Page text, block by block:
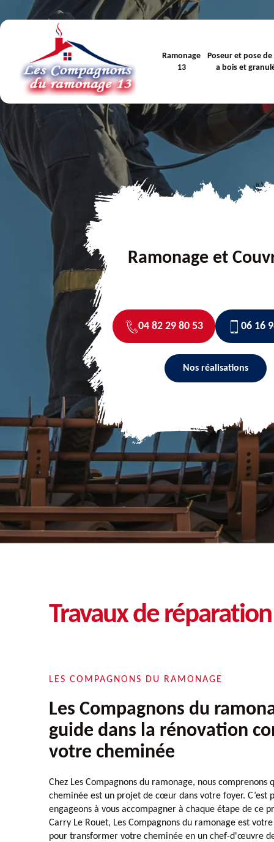
Ramonage
13
Poseur et pose
a bois et
Ramonage et
04 82 29 80 53 06 16
Nos réalisations
Travaux de
LES COMPAGNONS DU RAMONAGE
Les Compagnons du
guide dans la rénovation
votre cheminée
Chez Les Compagnons du ramonage, nous
cheminée est un projet de cœur dans votre foyer. C’est
engageons à vous accompagner à chaque étape de ce
Carry Le Rouet, Les Compagnons du ramonage est
pour transformer votre cheminée en un chef-d'œuvre